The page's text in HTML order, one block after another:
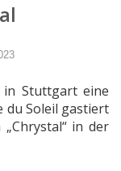
in Stuttgart eine
du Soleil gastiert
in der